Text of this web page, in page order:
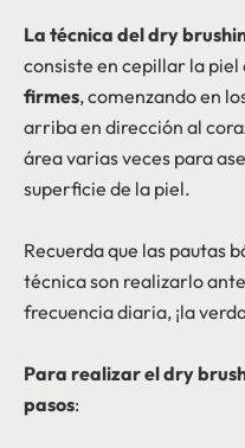
La técnica del dry
consiste en cepillar la piel
firmes, comenzando en
arriba en dirección al
área varias veces para
superficie de la piel.
Recuerda que las pautas
técnica son realizarlo
frecuencia diaria, ¡la
Para realizar el dry
pasos: